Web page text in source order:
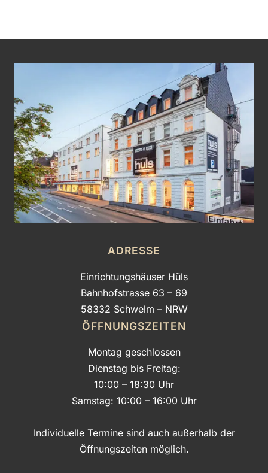
ADRESSE
Einrichtungshäuser Hüls
Bahnhofstrasse 63 – 69
58332 Schwelm – NRW
ÖFFNUNGSZEITEN
Montag geschlossen
Dienstag bis Freitag:
10:00 – 18:30 Uhr
Samstag: 10:00 – 16:00 Uhr
Individuelle Termine sind auch außerhalb der
Öffnungszeiten möglich.